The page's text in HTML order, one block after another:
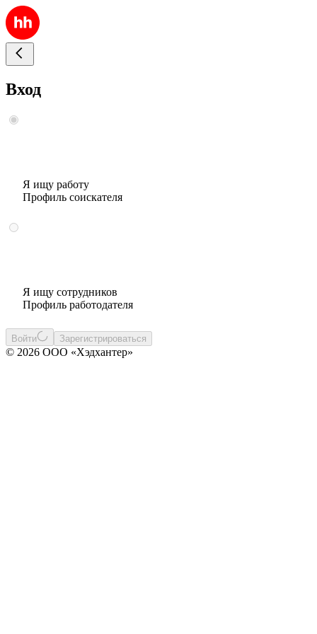
Вход
Я ищу работу
Профиль соискателя
Я ищу сотрудников
Профиль работодателя
Войти Зарегистрироваться
© 2026 ООО «Хэдхантер»